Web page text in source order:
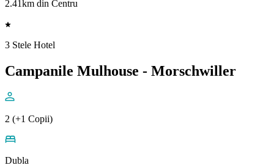
2.41km din Centru
3 Stele Hotel
Campanile Mulhouse - Morschwiller
2 (+1 Copii)
Dubla